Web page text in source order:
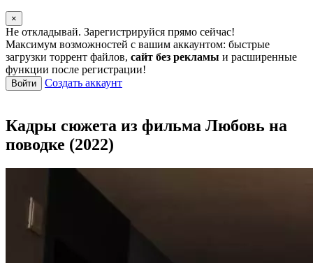
×
Не откладывай. Зарегистрируйся прямо сейчас!
Максимум возможностей с вашим аккаунтом: быстрые
загрузки торрент файлов, сайт без рекламы и расширенные
функции после регистрации!
Войти Создать аккаунт
Кадры сюжета из фильма Любовь на
поводке (2022)